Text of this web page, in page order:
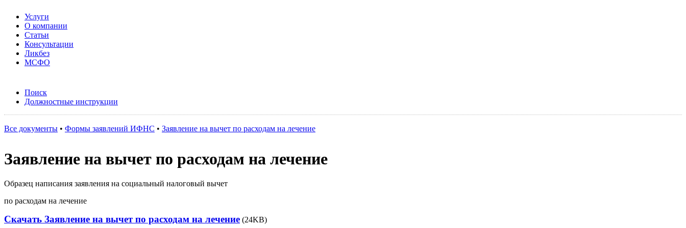
Услуги
О компании
Статьи
Консультации
Ликбез
МСФО
Поиск
Должностные инструкции
Все документы • Формы заявлений ИФНС • Заявление на вычет по расходам на лечение
Заявление на вычет по расходам на лечение
Образец написания заявления на социальный налоговый вычет
по расходам на лечение
Скачать Заявление на вычет по расходам на лечение (24KB)